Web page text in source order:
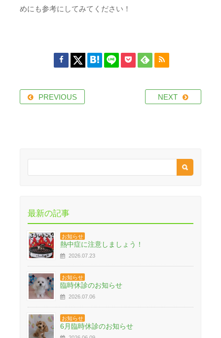
めにも参考にしてみてください！
PREVIOUS NEXT
最新の記事
お知らせ
熱中症に注意しましょう！
2026.07.23
お知らせ
臨時休診のお知らせ
2026.07.06
お知らせ
6月臨時休診のお知らせ